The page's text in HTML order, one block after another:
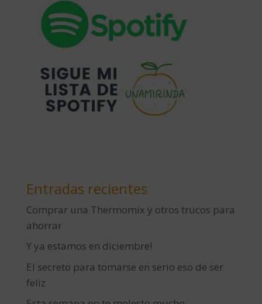
Entradas recientes
Comprar una Thermomix y otros trucos para
ahorrar
Y ya estamos en diciembre!
El secreto para tomarse en serio eso de ser
feliz